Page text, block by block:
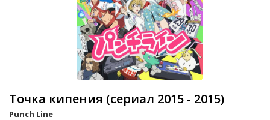
Точка кипения (сериал 2015 - 2015)
Punch Line